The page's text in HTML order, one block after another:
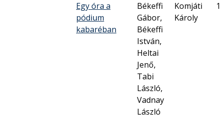
Egy óra a
pódium
kabaréban
Békeffi
Gábor,
Békeffi
István,
Heltai
Jenő,
Tabi
László,
Vadnay
László
Komjáti
Károly